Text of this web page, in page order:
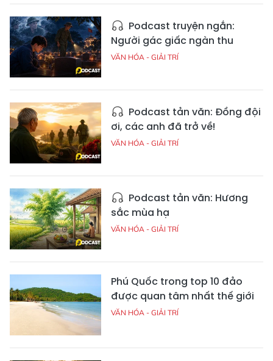
Podcast truyện ngắn:
Người gác giấc ngàn thu
VĂN HÓA - GIẢI TRÍ
Podcast tản văn: Đồng đội
ơi, các anh đã trở về!
VĂN HÓA - GIẢI TRÍ
Podcast tản văn: Hương
sắc mùa hạ
VĂN HÓA - GIẢI TRÍ
Phú Quốc trong top 10 đảo
được quan tâm nhất thế giới
VĂN HÓA - GIẢI TRÍ